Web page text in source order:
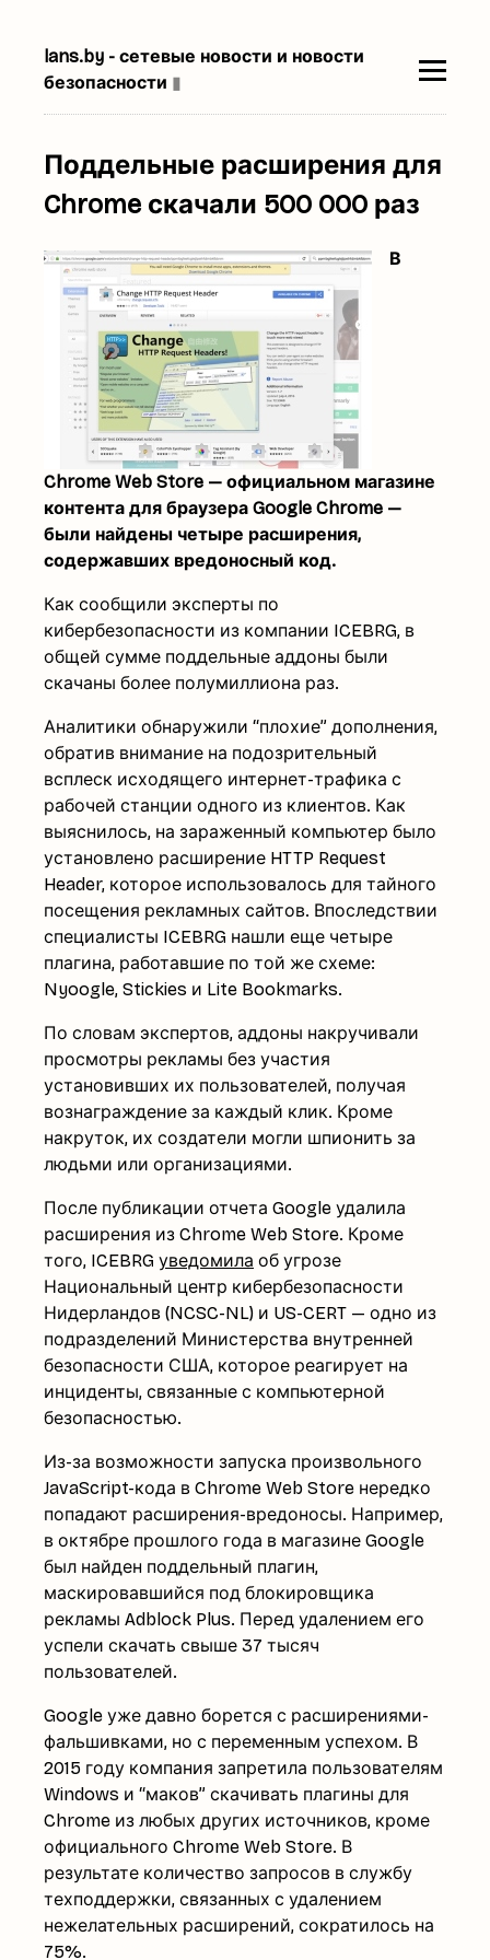
lans.by - сетевые новости и новости
безопасности ▮
Поддельные расширения для
Chrome скачали 500 000 раз
В
Chrome Web Store — официальном магазине
контента для браузера Google Chrome —
были найдены четыре расширения,
содержавших вредоносный код.
Как сообщили эксперты по
кибербезопасности из компании ICEBRG, в
общей сумме поддельные аддоны были
скачаны более полумиллиона раз.
Аналитики обнаружили “плохие” дополнения,
обратив внимание на подозрительный
всплеск исходящего интернет-трафика с
рабочей станции одного из клиентов. Как
выяснилось, на зараженный компьютер было
установлено расширение HTTP Request
Header, которое использовалось для тайного
посещения рекламных сайтов. Впоследствии
специалисты ICEBRG нашли еще четыре
плагина, работавшие по той же схеме:
Nyoogle, Stickies и Lite Bookmarks.
По словам экспертов, аддоны накручивали
просмотры рекламы без участия
установивших их пользователей, получая
вознаграждение за каждый клик. Кроме
накруток, их создатели могли шпионить за
людьми или организациями.
После публикации отчета Google удалила
расширения из Chrome Web Store. Кроме
того, ICEBRG уведомила об угрозе
Национальный центр кибербезопасности
Нидерландов (NCSC-NL) и US-CERT — одно из
подразделений Министерства внутренней
безопасности США, которое реагирует на
инциденты, связанные с компьютерной
безопасностью.
Из-за возможности запуска произвольного
JavaScript-кода в Chrome Web Store нередко
попадают расширения-вредоносы. Например,
в октябре прошлого года в магазине Google
был найден поддельный плагин,
маскировавшийся под блокировщика
рекламы Adblock Plus. Перед удалением его
успели скачать свыше 37 тысяч
пользователей.
Google уже давно борется с расширениями-
фальшивками, но с переменным успехом. В
2015 году компания запретила пользователям
Windows и “маков” скачивать плагины для
Chrome из любых других источников, кроме
официального Chrome Web Store. В
результате количество запросов в службу
техподдержки, связанных с удалением
нежелательных расширений, сократилось на
75%.